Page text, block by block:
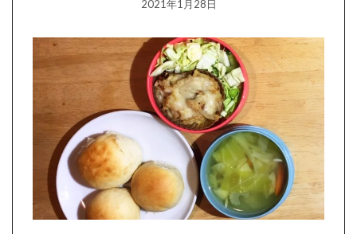
2021年1月28日